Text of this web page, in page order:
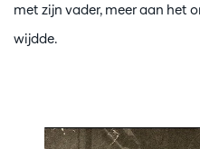
met zijn vader, meer aan het
wijdde.